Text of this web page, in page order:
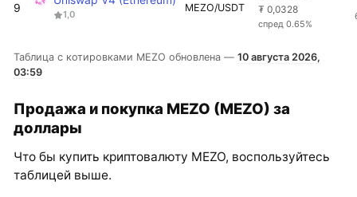
9
1,0
MEZO/USDT
₮ 0,0328
спред 0.65%
Таблица с котировками MEZO обновлена —10 августа 2026,
03:59
Продажа и покупка MEZO (MEZO) за
доллары
Что бы купить криптовалюту MEZO, воспользуйтесь
таблицей выше.